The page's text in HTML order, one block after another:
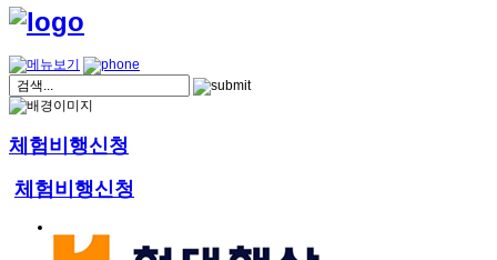
체험비행신청
체험비행신청